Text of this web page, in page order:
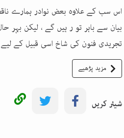
اس سب کے علاوہ بعض نوادر ہمارے
بیان سے باہر تو ر ہیں گے ، لیکن بہر
تجریدی فنون کی شاخ اسی قبیل کے
مزید پڑھیے
شیئر کریں